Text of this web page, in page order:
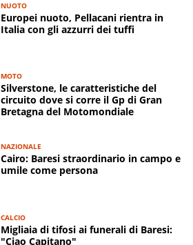
NUOTO
Europei nuoto, Pellacani rientra in
Italia con gli azzurri dei tuffi
MOTO
Silverstone, le caratteristiche del
circuito dove si corre il Gp di Gran
Bretagna del Motomondiale
NAZIONALE
Cairo: Baresi straordinario in campo e
umile come persona
CALCIO
Migliaia di tifosi ai funerali di Baresi:
"Ciao Capitano"